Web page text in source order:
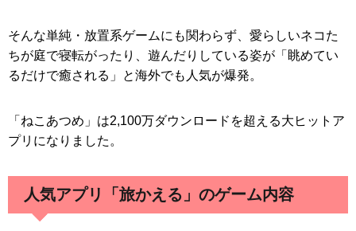
そんな単純・放置系ゲームにも関わらず、愛らしいネコた
ちが庭で寝転がったり、遊んだりしている姿が「眺めてい
るだけで癒される」と海外でも人気が爆発。
「ねこあつめ」は2,100万ダウンロードを超える大ヒットア
プリになりました。
人気アプリ「旅かえる」のゲーム内容